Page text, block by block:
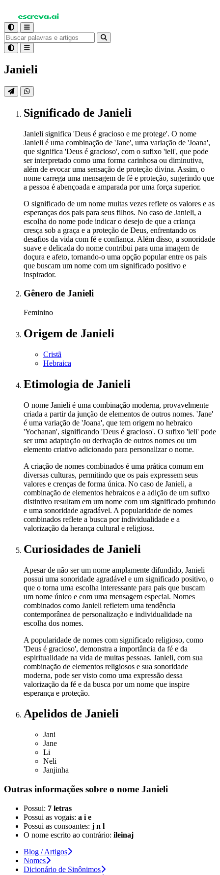
Janieli
Significado de Janieli
Janieli significa 'Deus é gracioso e me protege'. O nome
Janieli é uma combinação de 'Jane', uma variação de 'Joana',
que significa 'Deus é gracioso', com o sufixo 'ieli', que pode
ser interpretado como uma forma carinhosa ou diminutiva,
além de evocar uma sensação de proteção divina. Assim, o
nome carrega uma mensagem de fé e proteção, sugerindo que
a pessoa é abençoada e amparada por uma força superior.
O significado de um nome muitas vezes reflete os valores e as
esperanças dos pais para seus filhos. No caso de Janieli, a
escolha do nome pode indicar o desejo de que a criança
cresça sob a graça e a proteção de Deus, enfrentando os
desafios da vida com fé e confiança. Além disso, a sonoridade
suave e delicada do nome contribui para uma imagem de
doçura e afeto, tornando-o uma opção popular entre os pais
que buscam um nome com um significado positivo e
inspirador.
Gênero de Janieli
Feminino
Origem de Janieli
Cristã
Hebraica
Etimologia de Janieli
O nome Janieli é uma combinação moderna, provavelmente
criada a partir da junção de elementos de outros nomes. 'Jane'
é uma variação de 'Joana', que tem origem no hebraico
'Yochanan', significando 'Deus é gracioso'. O sufixo 'ieli' pode
ser uma adaptação ou derivação de outros nomes ou um
elemento criativo adicionado para personalizar o nome.
A criação de nomes combinados é uma prática comum em
diversas culturas, permitindo que os pais expressem seus
valores e crenças de forma única. No caso de Janieli, a
combinação de elementos hebraicos e a adição de um sufixo
distintivo resultam em um nome com um significado profundo
e uma sonoridade agradável. A popularidade de nomes
combinados reflete a busca por individualidade e a
valorização da herança cultural e religiosa.
Curiosidades de Janieli
Apesar de não ser um nome amplamente difundido, Janieli
possui uma sonoridade agradável e um significado positivo, o
que o torna uma escolha interessante para pais que buscam
um nome único e com uma mensagem especial. Nomes
combinados como Janieli refletem uma tendência
contemporânea de personalização e individualidade na
escolha dos nomes.
A popularidade de nomes com significado religioso, como
'Deus é gracioso', demonstra a importância da fé e da
espiritualidade na vida de muitas pessoas. Janieli, com sua
combinação de elementos religiosos e sua sonoridade
moderna, pode ser visto como uma expressão dessa
valorização da fé e da busca por um nome que inspire
esperança e proteção.
Apelidos de Janieli
Jani
Jane
Li
Neli
Janjinha
Outras informações sobre o nome Janieli
Possui: 7 letras
Possui as vogais: a i e
Possui as consoantes: j n l
O nome escrito ao contrário: ileinaj
Blog / Artigos
Nomes
Dicionário de Sinônimos